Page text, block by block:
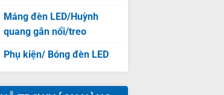
Máng đèn LED/Huỳnh
quang gắn nổi/treo
Phụ kiện/ Bóng đèn LED